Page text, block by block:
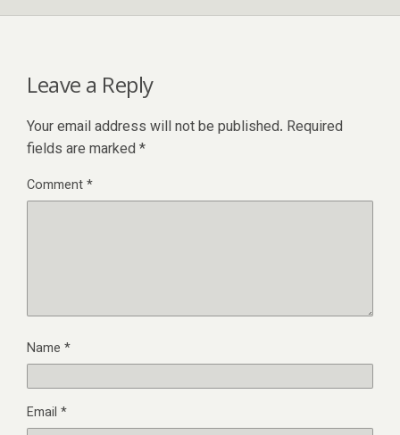
Leave a Reply
Your email address will not be published. Required
fields are marked *
Comment*
Name *
Email *